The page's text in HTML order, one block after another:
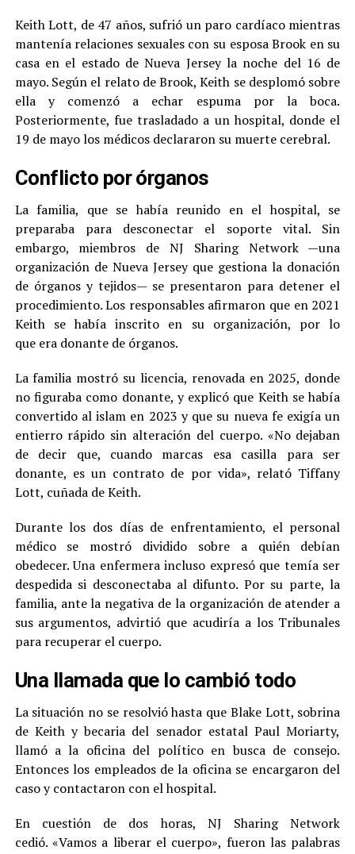
Keith Lott, de 47 años, sufrió un paro cardíaco mientras
mantenía relaciones sexuales con su esposa Brook en su
casa en el estado de Nueva Jersey la noche del 16 de
mayo. Según el relato de Brook, Keith se desplomó sobre
ella y comenzó a echar espuma por la boca.
Posteriormente, fue trasladado a un hospital, donde el
19 de mayo los médicos declararon su muerte cerebral.
Conflicto por órganos
La familia, que se había reunido en el hospital, se
preparaba para desconectar el soporte vital. Sin
embargo, miembros de NJ Sharing Network —una
organización de Nueva Jersey que gestiona la donación
de órganos y tejidos— se presentaron para detener el
procedimiento. Los responsables afirmaron que en 2021
Keith se había inscrito en su organización, por lo
que era donante de órganos.
La familia mostró su licencia, renovada en 2025, donde
no figuraba como donante, y explicó que Keith se había
convertido al islam en 2023 y que su nueva fe exigía un
entierro rápido sin alteración del cuerpo. «No dejaban
de decir que, cuando marcas esa casilla para ser
donante, es un contrato de por vida», relató Tiffany
Lott, cuñada de Keith.
Durante los dos días de enfrentamiento, el personal
médico se mostró dividido sobre a quién debían
obedecer. Una enfermera incluso expresó que temía ser
despedida si desconectaba al difunto. Por su parte, la
familia, ante la negativa de la organización de atender a
sus argumentos, advirtió que acudiría a los Tribunales
para recuperar el cuerpo.
Una llamada que lo cambió todo
La situación no se resolvió hasta que Blake Lott, sobrina
de Keith y becaria del senador estatal Paul Moriarty,
llamó a la oficina del político en busca de consejo.
Entonces los empleados de la oficina se encargaron del
caso y contactaron con el hospital.
En cuestión de dos horas, NJ Sharing Network
cedió. «Vamos a liberar el cuerpo», fueron las palabras